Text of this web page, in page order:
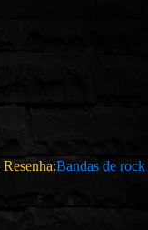
Resenha:Bandas de rock